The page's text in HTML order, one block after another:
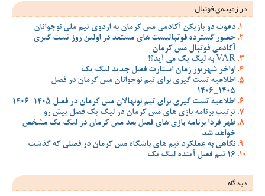
در زمینه‌ی فوتبال
دعوت دو بازیکن آکادمی مس کرمان به اردوی تیم ملی نوجوانان
حضور گسترده فوتبالیست های مستعد در اولین روز تست گیری
آکادمی فوتبال مس کرمان
VAR به لیگ یک می آید؟!
اواخر شهریور زمان استارت فصل جدید لیگ یک
اطلاعیه تست گیری برای تیم نوجوانان مس کرمان در فصل
1405_1406
اطلاعیه تست گیری برای تیم نونهالان مس کرمان در فصل 1405-1406
ترتیب برنامه بازی های مس کرمان در لیگ یک فصل پیش رو
ظهر فردا برنامه بازی های فصل بعد مس کرمان در لیگ یک مشخص
خواهد شد
نگاهی به عملکرد تیم های باشگاه مس کرمان در فصلی که گذشت
16 تیم فصل آینده لیگ یک
دیدگاه